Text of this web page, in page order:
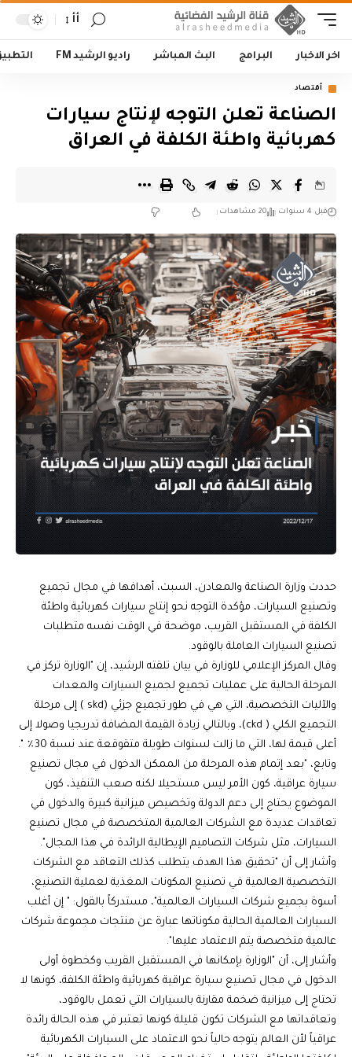
أأ
اخر الاخبار البرامج البث المباشر راديو الرشيد FM
أقتصاد
الصناعة تعلن التوجه لإنتاج سيارات
كهربائية واطئة الكلفة في العراق
قبل 4 سنوات 20 مشاهدات
حددت وزارة الصناعة والمعادن، السبت، أهدافها في مجال تجميع
وتصنيع السيارات، مؤكدة التوجه نحو إنتاج سيارات كهربائية واطئة
الكلفة في المستقبل القريب، موضحة في الوقت نفسه متطلبات
تصنيع السيارات العاملة بالوقود.
وقال المركز الإعلامي للوزارة في بيان تلقته الرشيد، إن "الوزارة تركز في
المرحلة الحالية على عمليات تجميع لجميع السيارات والمعدات
والآليات التخصصية، التي هي في طور تجميع جزئي (skd ) إلى مرحلة
التجميع الكلي ( ckd)، وبالتالي زيادة القيمة المضافة تدريجيا وصولا إلى
أعلى قيمة لها، التي ما زالت لسنوات طويلة متقوقعة عند نسبة 30٪ ".
وتابع، "بعد إتمام هذه المرحلة من الممكن الدخول في مجال تصنيع
سيارة عراقية، كون الأمر ليس مستحيلا لكنه صعب التنفيذ، كون
الموضوع يحتاج إلى دعم الدولة وتخصيص ميزانية كبيرة والدخول في
تعاقدات عديدة مع الشركات العالمية المتخصصة في مجال تصنيع
السيارات، مثل شركات التصاميم الإيطالية الرائدة في هذا المجال".
وأشار إلى أن "تحقيق هذا الهدف يتطلب كذلك التعاقد مع الشركات
التخصصية العالمية في تصنيع المكونات المغذية لعملية التصنيع،
أسوة بجميع شركات السيارات العالمية"، مستدركاً بالقول: " إن أغلب
السيارات العالمية الحالية مكوناتها عبارة عن منتجات مجموعة شركات
عالمية متخصصة يتم الاعتماد عليها".
وأشار إلى، أن "الوزارة بإمكانها في المستقبل القريب وكخطوة أولى
الدخول في مجال تصنيع سيارة عراقية كهربائية واطئة الكلفة، كونها لا
تحتاج إلى ميزانية ضخمة مقارنة بالسيارات التي تعمل بالوقود،
وتعاقداتها مع الشركات تكون قليلة كونها تعتبر في هذه الحالة رائدة
عراقياً لأن العالم يتوجه حالياً نحو الاعتماد على السيارات الكهربائية